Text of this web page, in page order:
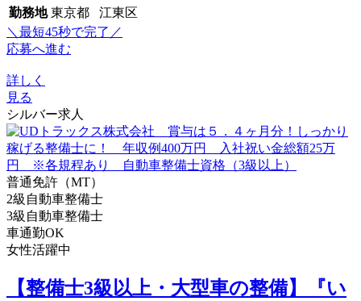
勤務地 東京都 江東区
＼最短45秒で完了／
応募へ進む
詳しく
見る
シルバー求人
普通免許（MT）
2級自動車整備士
3級自動車整備士
車通勤OK
女性活躍中
【整備士3級以上・大型車の整備】『い